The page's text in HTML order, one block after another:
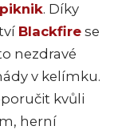
. Díky
Blackfire se
nezdravé
v kelímku.
kvůli
herní